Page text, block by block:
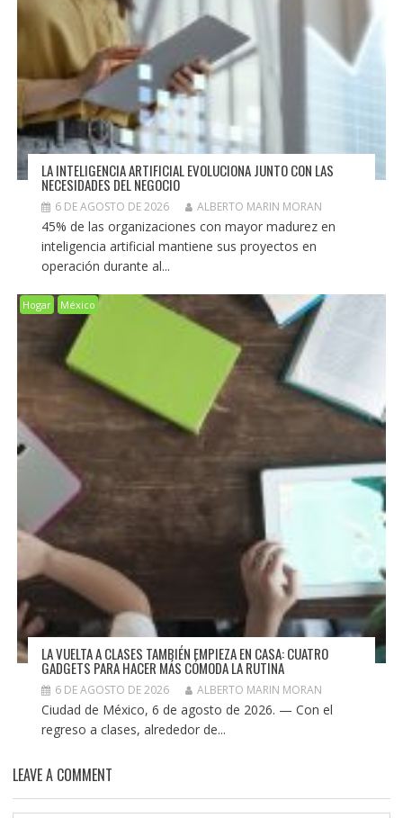
LA INTELIGENCIA ARTIFICIAL EVOLUCIONA JUNTO CON LAS
NECESIDADES DEL NEGOCIO
6 DE AGOSTO DE 2026 ALBERTO MARIN MORAN
45% de las organizaciones con mayor madurez en
inteligencia artificial mantiene sus proyectos en
operación durante al...
Hogar México
LA VUELTA A CLASES TAMBIÉN EMPIEZA EN CASA: CUATRO
GADGETS PARA HACER MÁS CÓMODA LA RUTINA
6 DE AGOSTO DE 2026 ALBERTO MARIN MORAN
Ciudad de México, 6 de agosto de 2026. — Con el
regreso a clases, alrededor de...
LEAVE A COMMENT